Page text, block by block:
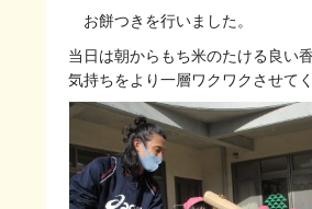
お餅つきを行いました。
当日は朝からもち米のたける良い
気持ちをより一層ワクワクさせてく